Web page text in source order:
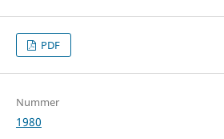
PDF
Nummer
1980